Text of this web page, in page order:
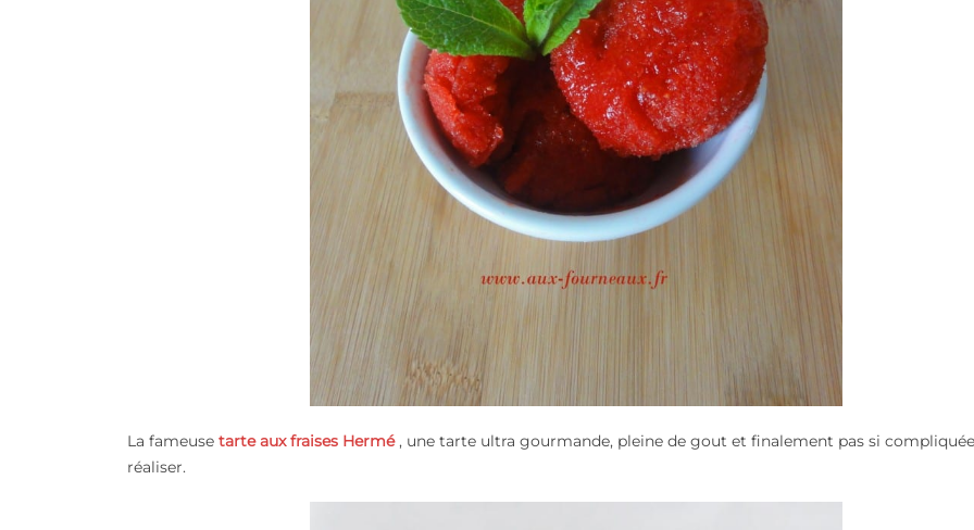
La fameuse tarte aux fraises Hermé, une tarte ultra gourmande, pleine de gout et finalement pas si
réaliser.